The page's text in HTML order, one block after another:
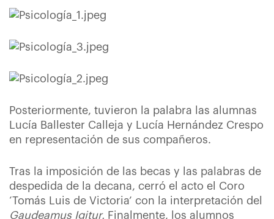
Posteriormente, tuvieron la palabra las alumnas
Lucía Ballester Calleja y Lucía Hernández Crespo
en representación de sus compañeros.
Tras la imposición de las becas y las palabras de
despedida de la decana, cerró el acto el Coro
‘Tomás Luis de Victoria’ con la interpretación del
Gaudeamus Igitur. Finalmente, los alumnos